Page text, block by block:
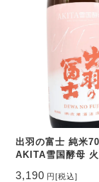
出羽の富士 純米70
AKITA雪国酵母
3,190 円[税込]